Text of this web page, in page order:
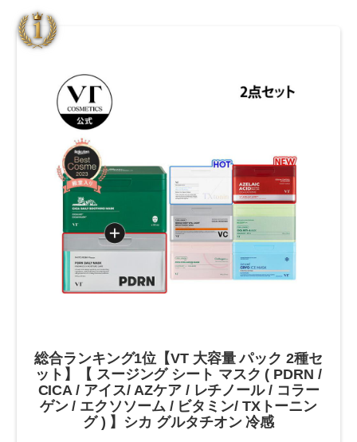
総合ランキング1位【VT 大容量 パック 2種セ
ット】【 スージング シート マスク ( PDRN /
CICA / アイス/ AZケア / レチノール / コラー
ゲン / エクソソーム / ビタミン/ TXトーニン
グ ) 】シカ グルタチオン 冷感